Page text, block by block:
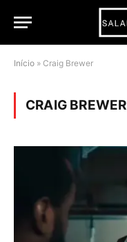
Início » Craig Brewer
CRAIG BREWER